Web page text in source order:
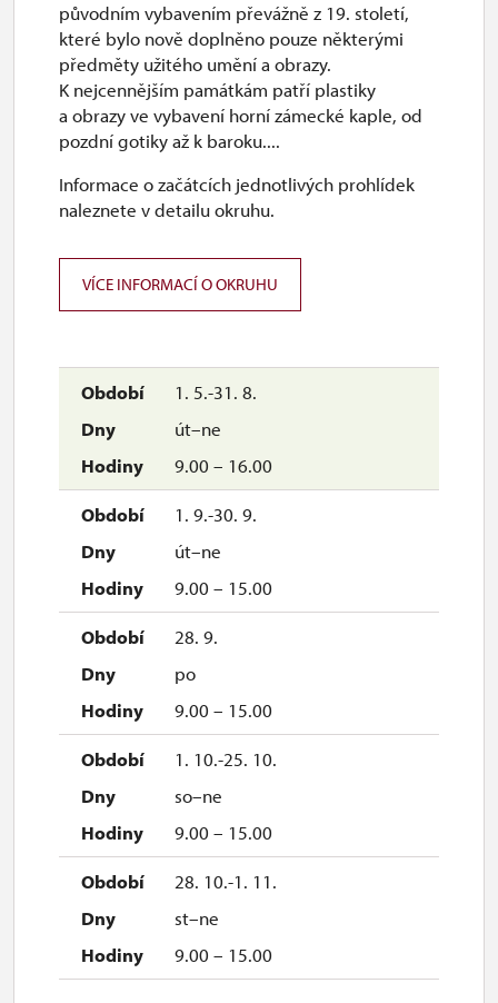
1. 5.-31. 8.
út–ne
9.00 – 16.00
1. 9.-30. 9.
út–ne
9.00 – 15.00
28. 9.
po
9.00 – 15.00
1. 10.-25. 10.
so–ne
9.00 – 15.00
28. 10.-1. 11.
st–ne
9.00 – 15.00
původním vybavením převážně z 19. století,
které bylo nově doplněno pouze některými
předměty užitého umění a obrazy.
K nejcennějším památkám patří plastiky
a obrazy ve vybavení horní zámecké kaple, od
pozdní gotiky až k baroku....
Informace o začátcích jednotlivých prohlídek
naleznete v detailu okruhu.
VÍCE INFORMACÍ O OKRUHU